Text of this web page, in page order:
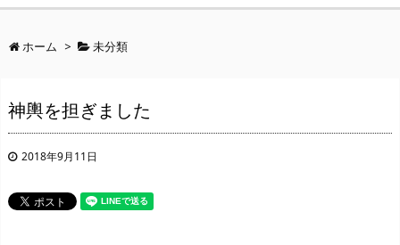
ホーム > 未分類
神輿を担ぎました
2018年9月11日